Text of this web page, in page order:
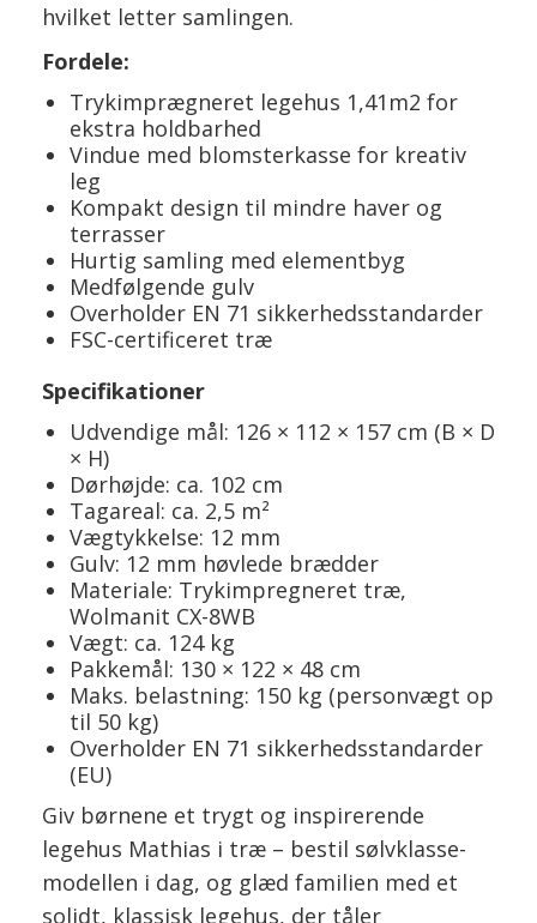
hvilket letter samlingen.
Fordele:
Trykimprægneret legehus 1,41m2 for
ekstra holdbarhed
Vindue med blomsterkasse for kreativ
leg
Kompakt design til mindre haver og
terrasser
Hurtig samling med elementbyg
Medfølgende gulv
Overholder EN 71 sikkerhedsstandarder
FSC-certificeret træ
Specifikationer
Udvendige mål: 126 × 112 × 157 cm (B × D
× H)
Dørhøjde: ca. 102 cm
Tagareal: ca. 2,5 m²
Vægtykkelse: 12 mm
Gulv: 12 mm høvlede brædder
Materiale: Trykimpregneret træ,
Wolmanit CX-8WB
Vægt: ca. 124 kg
Pakkemål: 130 × 122 × 48 cm
Maks. belastning: 150 kg (personvægt op
til 50 kg)
Overholder EN 71 sikkerhedsstandarder
(EU)
Giv børnene et trygt og inspirerende
legehus Mathias i træ – bestil sølvklasse-
modellen i dag, og glæd familien med et
solidt, klassisk legehus, der tåler